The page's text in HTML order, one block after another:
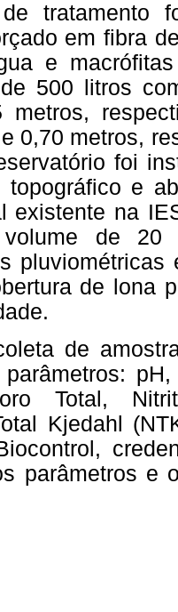
tratamento
em fibra
e
500 litros
0,70 metros,
foi
topográfico e
existente na
de 20
de lona
de
Total,
Kjedahl
parâmetros e